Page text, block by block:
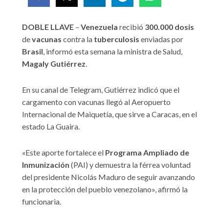
DOBLE LLAVE – Venezuela recibió 300.000 dosis
devacunas contra la tuberculosis enviadas por
Brasil, informó esta semana la ministra de Salud,
Magaly Gutiérrez.
En su canal de Telegram, Gutiérrez indicó que el
cargamento con vacunas llegó al Aeropuerto
Internacional de Maiquetía, que sirve a Caracas, en el
estado La Guaira.
«Este aporte fortalece el Programa Ampliado de
Inmunización (PAI) y demuestra la férrea voluntad
del presidente Nicolás Maduro de seguir avanzando
en la protección del pueblo venezolano», afirmó la
funcionaria.